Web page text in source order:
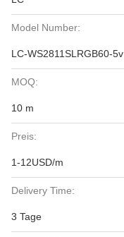
Model Number:
LC-WS2811SLRGB60-5v
MOQ:
10 m
Preis:
1-12USD/m
Delivery Time:
3 Tage